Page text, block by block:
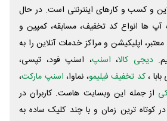
و کسب و‌ کارهای اینترنتی است. در حال
آپ ها انواع کد تخفیف، مسابقه، کمپین و
اپلیکیشن و مراکز خدمات آنلاین را به
دیجی کالا، اسنپ، اسنپ فود، تپسی،
،کد تخفیف فیلیمو، نماوا، اسنپ مارکت،
از جمله این وبسایت ‌هاست. کاربران در
کوتاه ترین زمان و با چند کلیک ساده به